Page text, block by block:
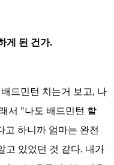
게 된 건가.
드민턴 치는거 보고, 나
서 "나도 배드민턴 할
고 하니까 엄마는 완전
고 있었던 것 같다. 내가